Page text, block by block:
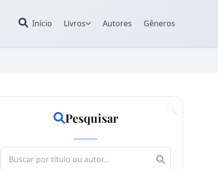
Início Livros Autores Gêneros
Pesquisar
Search
for: